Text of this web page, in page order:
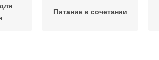
Питание в сочетании